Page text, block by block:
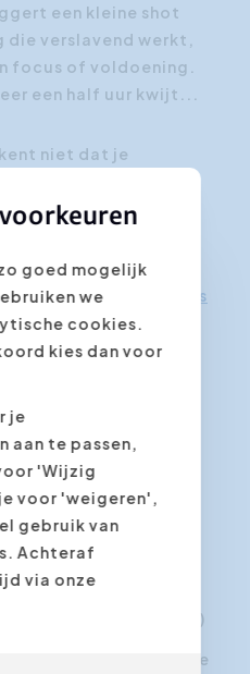
een kleine shot
verslavend werkt,
focus of voldoening.
een half uur kwijt...
niet dat je
dat je weer
hoe en waarom je
Detox voor meer focus
omgaan met
hoe je je schermtijd
productiviteit te
op je mentale
bod:
aan je telefoon
zijn (ja, dat kan!)
overbelasting te
goed mogelijk
we
cookies.
kies dan voor
je
te passen,
'Wijzig
voor 'weigeren',
gebruik van
Achteraf
via onze